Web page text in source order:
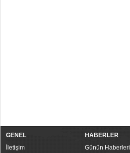
GENEL
İletişim
HABERLER
Günün Haberleri